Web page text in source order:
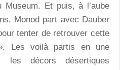
Museum. Et puis, à l’aube
Monod part avec Dauber
tenter de retrouver cette
Les voilà partis en une
les décors désertiques